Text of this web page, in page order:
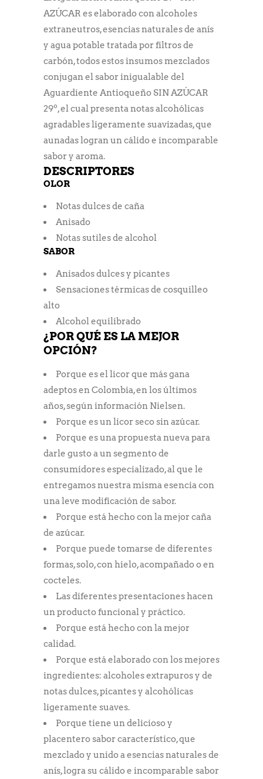
AZÚCAR es elaborado con alcoholes
extraneutros, esencias naturales de anís
y agua potable tratada por filtros de
carbón, todos estos insumos mezclados
conjugan el sabor inigualable del
Aguardiente Antioqueño SIN AZÚCAR
29º, el cual presenta notas alcohólicas
agradables ligeramente suavizadas, que
aunadas logran un cálido e incomparable
sabor y aroma.
DESCRIPTORES
OLOR
Notas dulces de caña
Anisado
Notas sutiles de alcohol
SABOR
Anisados dulces y picantes
Sensaciones térmicas de cosquilleo
alto
Alcohol equilibrado
¿POR QUÉ ES LA MEJOR
OPCIÓN?
Porque es el licor que más gana
adeptos en Colombia, en los últimos
años, según información Nielsen.
Porque es un licor seco sin azúcar.
Porque es una propuesta nueva para
darle gusto a un segmento de
consumidores especializado, al que le
entregamos nuestra misma esencia con
una leve modificación de sabor.
Porque está hecho con la mejor caña
de azúcar.
Porque puede tomarse de diferentes
formas, solo, con hielo, acompañado o en
cocteles.
Las diferentes presentaciones hacen
un producto funcional y práctico.
Porque está hecho con la mejor
calidad.
Porque está elaborado con los mejores
ingredientes: alcoholes extrapuros y de
notas dulces, picantes y alcohólicas
ligeramente suaves.
Porque tiene un delicioso y
placentero sabor característico, que
mezclado y unido a esencias naturales de
anís, logra su cálido e incomparable sabor